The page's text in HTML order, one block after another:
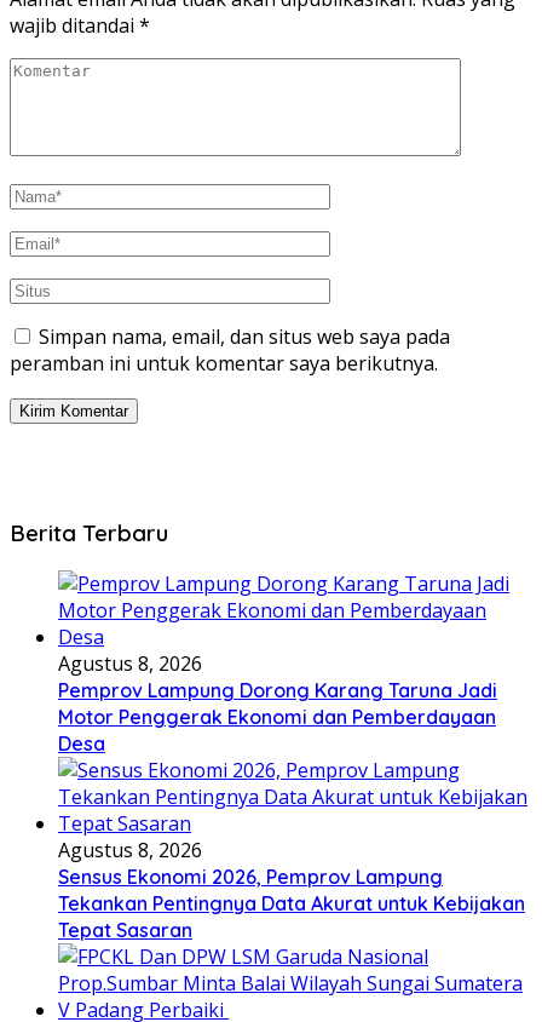
wajib ditandai *
Simpan nama, email, dan situs web saya pada
peramban ini untuk komentar saya berikutnya.
Berita Terbaru
Agustus 8, 2026
Pemprov Lampung Dorong Karang Taruna Jadi
Motor Penggerak Ekonomi dan Pemberdayaan
Desa
Agustus 8, 2026
Sensus Ekonomi 2026, Pemprov Lampung
Tekankan Pentingnya Data Akurat untuk Kebijakan
Tepat Sasaran